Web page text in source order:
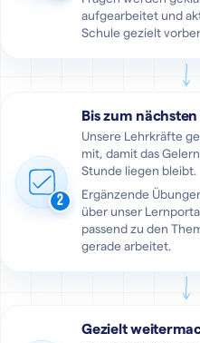
aufgearbeitet und
Schule gezielt
2
Bis zum
Unsere Lehrkräfte
mit, damit das
Stunde liegen bleibt.
Ergänzende
über unser
passend zu den
gerade arbeitet.
Gezielt